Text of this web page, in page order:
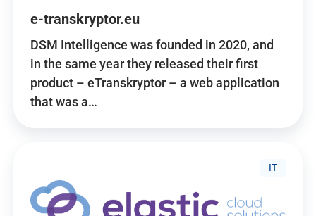
e-transkryptor.eu
DSM Intelligence was founded in 2020, and
in the same year they released their first
product – eTranskryptor – a web application
that was a…
IT